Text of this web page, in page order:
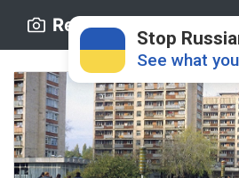
Retro.ck.ua
Stop
See what